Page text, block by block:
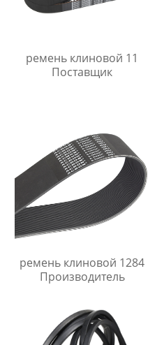
ремень клиновой 11
Поставщик
ремень клиновой 1284
Производитель